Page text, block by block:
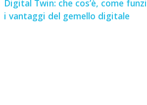
Digital Twin: che cos’è, come
i vantaggi del gemello digitale